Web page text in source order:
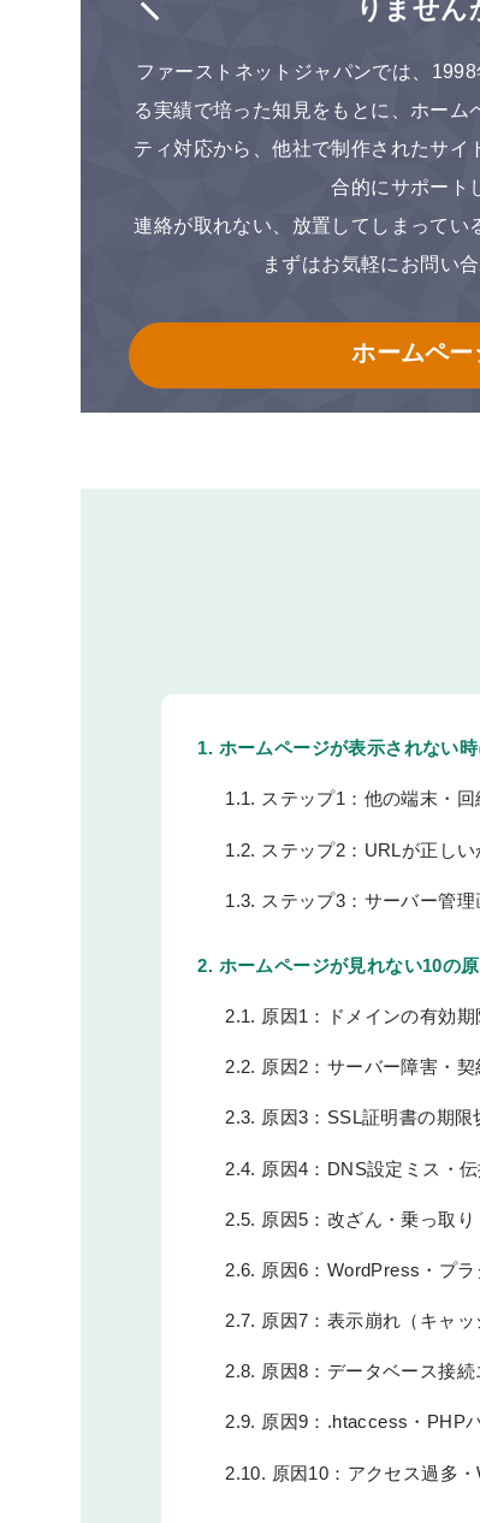
りません
ファーストネットジャパンでは、
る実績で培った知見をもとに、ホーム
ティ対応から、他社で制作されたサイ
合的にサポート
連絡が取れない、放置してしまってい
まずはお気軽にお問い
ホームペー
1. ホームページが表示されない
1.1. ステップ1：他の端末・
1.2. ステップ2：URLが正し
1.3. ステップ3：サーバー管
2. ホームページが見れない10の
2.1. 原因1：ドメインの有効期
2.2. 原因2：サーバー障害・契
2.3. 原因3：SSL証明書の期限
2.4. 原因4：DNS設定ミス・
2.5. 原因5：改ざん・乗っ取
2.6. 原因6：WordPress・プ
2.7. 原因7：表示崩れ（キャッ
2.8. 原因8：データベース接続
2.9. 原因9：.htaccess・PHP
2.10. 原因10：アクセス過多